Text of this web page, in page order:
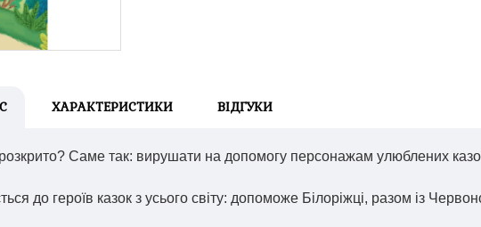
ХАРАКТЕРИСТИКИ ВІДГУКИ
розкрито? Саме так: вирушати на допомогу персонажам улюблених
до героїв казок з усього світу: допоможе Білоріжці, разом із